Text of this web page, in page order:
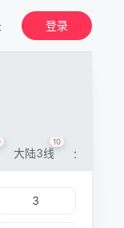
登录
大陆3线
10
全球3线
3